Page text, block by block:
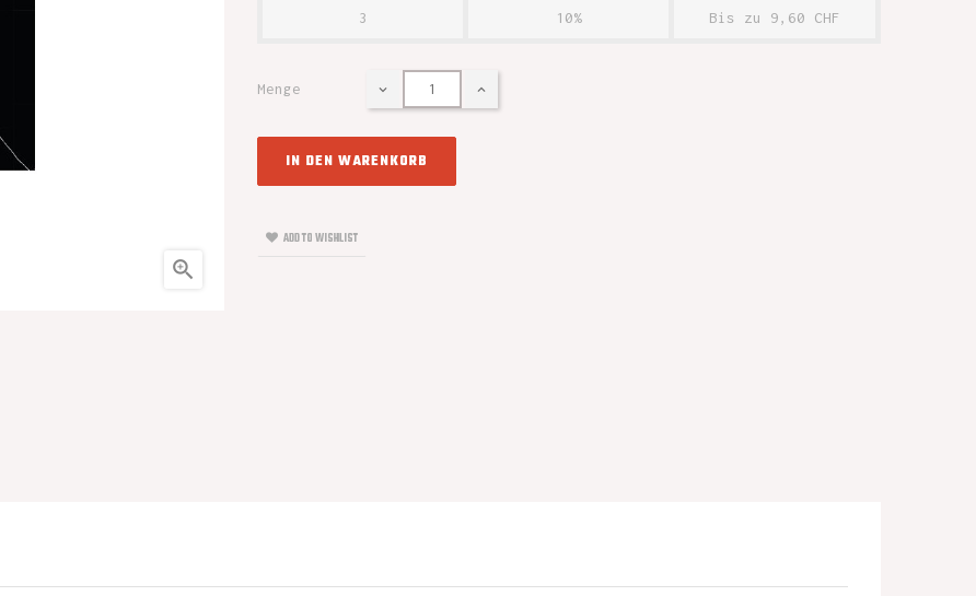

3 10% Bis zu 9,60 CHF
Menge
IN DEN WARENKORB
ADD TO WISHLIST